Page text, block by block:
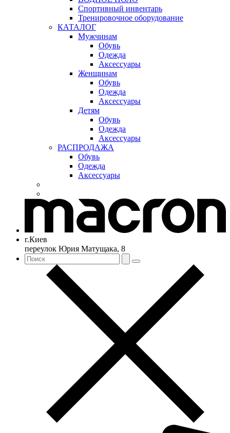
Спортивный инвентарь
Тренировочное оборудование
КАТАЛОГ
Мужчинам
Обувь
Одежда
Аксессуары
Женщинам
Обувь
Одежда
Аксессуары
Детям
Обувь
Одежда
Аксессуары
РАСПРОДАЖА
Обувь
Одежда
Аксессуары
г.Киев
переулок Юрия Матущака, 8